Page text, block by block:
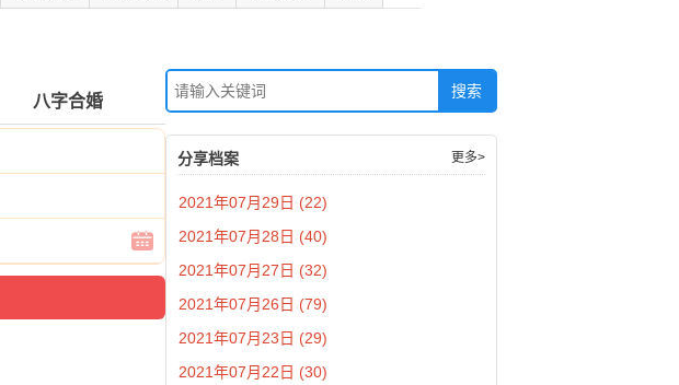
八字合婚
分享档案 更多>
2021年07月29日 (22)
2021年07月28日 (40)
2021年07月27日 (32)
2021年07月26日 (79)
2021年07月23日 (29)
2021年07月22日 (30)